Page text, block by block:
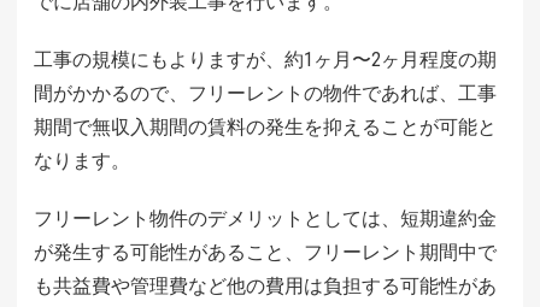
工事の規模にもよりますが、約1ヶ月〜2ヶ月程度の期
間がかかるので、フリーレントの物件であれば、工事
期間で無収入期間の賃料の発生を抑えることが可能と
なります。
フリーレント物件のデメリットとしては、短期違約金
が発生する可能性があること、フリーレント期間中で
も共益費や管理費など他の費用は負担する可能性があ